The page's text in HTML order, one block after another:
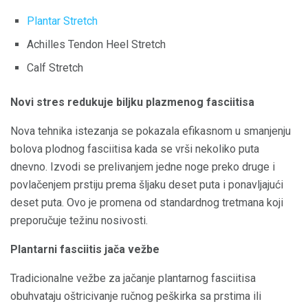
Plantar Stretch
Achilles Tendon Heel Stretch
Calf Stretch
Novi stres redukuje biljku plazmenog fasciitisa
Nova tehnika istezanja se pokazala efikasnom u smanjenju
bolova plodnog fasciitisa kada se vrši nekoliko puta
dnevno. Izvodi se prelivanjem jedne noge preko druge i
povlačenjem prstiju prema šljaku deset puta i ponavljajući
deset puta. Ovo je promena od standardnog tretmana koji
preporučuje težinu nosivosti.
Plantarni fasciitis jača vežbe
Tradicionalne vežbe za jačanje plantarnog fasciitisa
obuhvataju oštricivanje ručnog peškirka sa prstima ili